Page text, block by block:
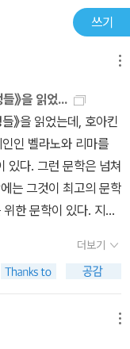
살며 하라는 공부는 하
간략하게 소개하는
그리 크지 않은 진보
보 성향의 지식인 그
사 쿠데타가 일어나자
었으나 아버지의 뒷배
수배가 되자 여권을 위
로 76년에 귀국했지만
, 파리, 아테네, 뉴욕 등
을 이룬 그리스 작곡
으로 OST를 포함한
작했다. 다시 튀르키예
악을 중단하는 한편
기에 이른다. 금세 환
쓰기
》을 읽었...
》을 읽었는데, 호아킨
인 벨라노와 리마를
있다. 그런 문학은 넘쳐
는 그것이 최고의 문학
한 문학이 있다. 지식
하고 싶어 한 문학이
온하고 교양 있고 대체
인 독자를 생각해보자.
기 있다. 그 사람은
읽을 수 있다. 또한
더보기